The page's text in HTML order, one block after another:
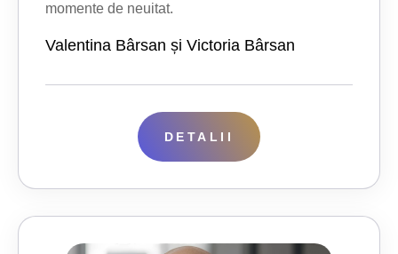
momente de neuitat.
Valentina Bârsan și Victoria Bârsan
DETALII